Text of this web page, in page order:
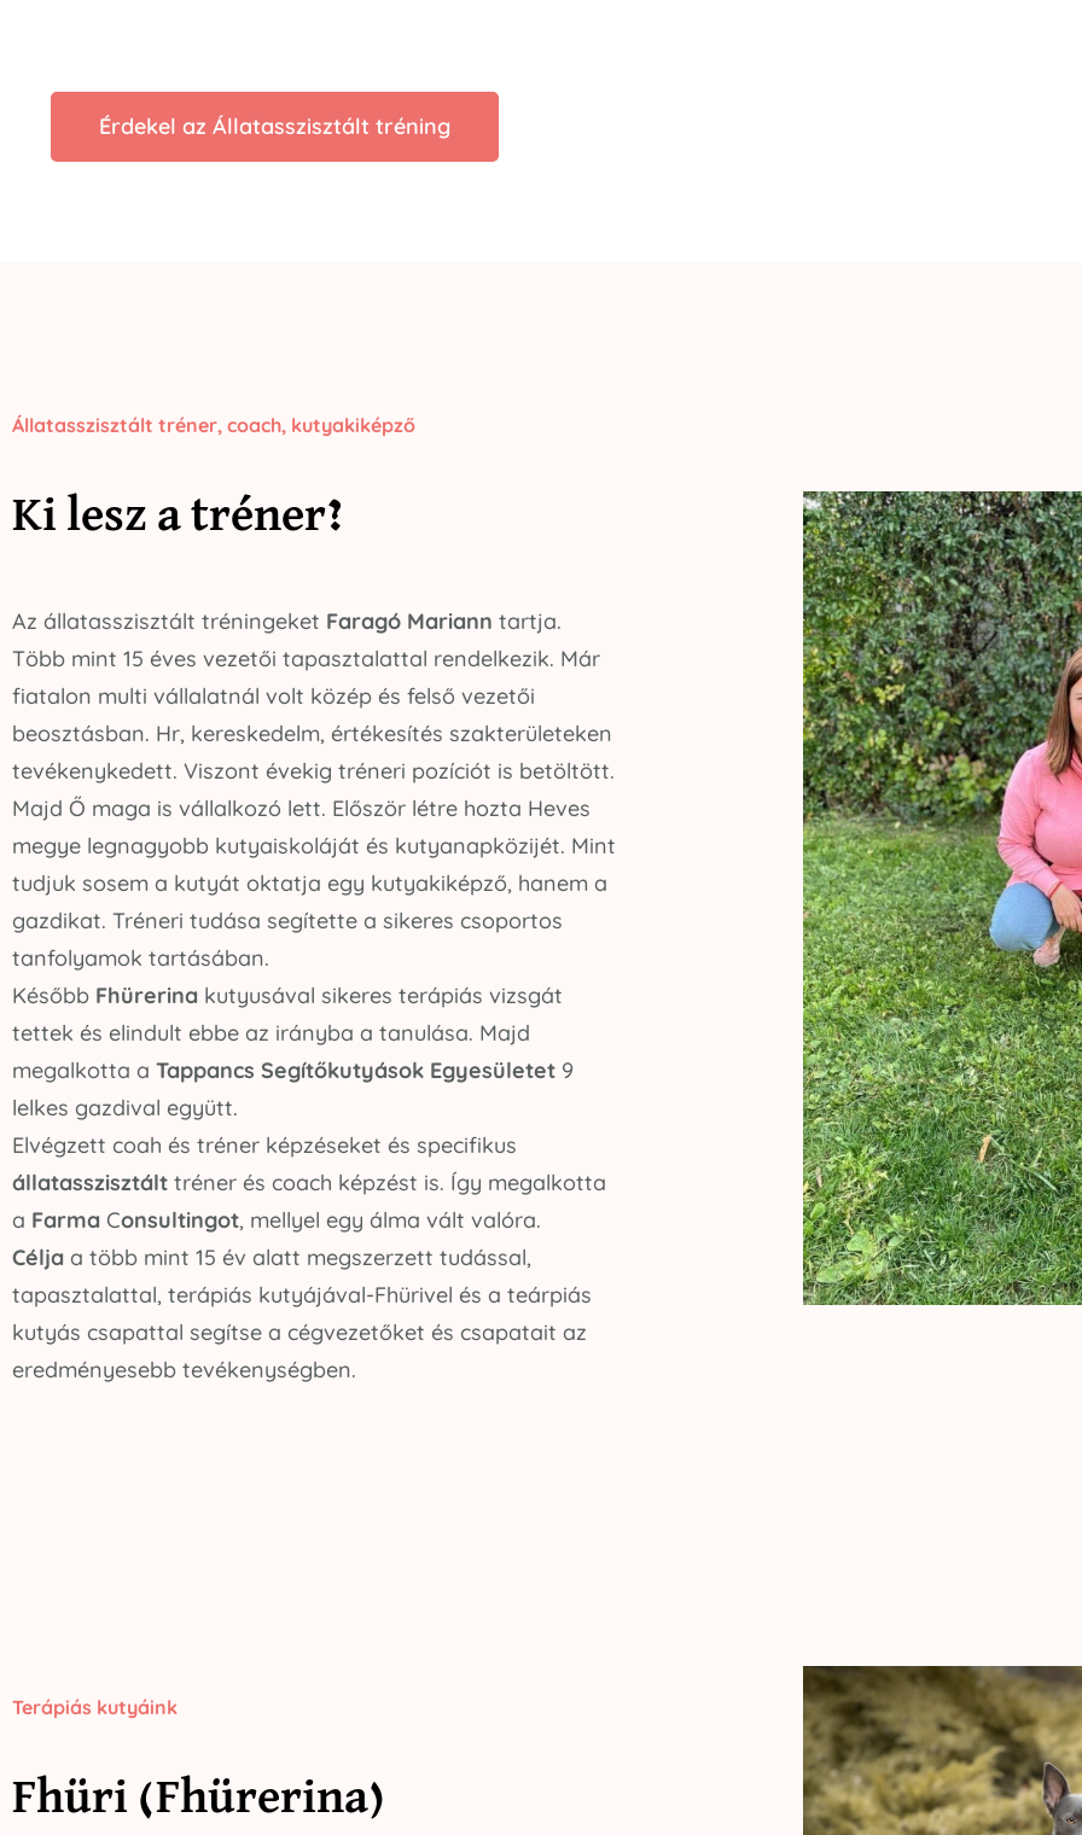
Érdekel az Állatasszisztált tréning
Állatasszisztált tréner, coach, kutyakiképző
Ki lesz a tréner?
Az állatasszisztált tréningeket Faragó Mariann tartja.
Több mint 15 éves vezetői tapasztalattal rendelkezik. Már
fiatalon multi vállalatnál volt közép és felső vezetői
beosztásban. Hr, kereskedelm, értékesítés szakterületeken
tevékenykedett. Viszont évekig tréneri pozíciót is betöltött.
Majd Ő maga is vállalkozó lett. Először létre hozta Heves
megye legnagyobb kutyaiskoláját és kutyanapközijét. Mint
tudjuk sosem a kutyát oktatja egy kutyakiképző, hanem a
gazdikat. Tréneri tudása segítette a sikeres csoportos
tanfolyamok tartásában.
Később Fhürerina kutyusával sikeres terápiás vizsgát
tettek és elindult ebbe az irányba a tanulása. Majd
megalkotta a Tappancs Segítőkutyások Egyesületet 9
lelkes gazdival együtt.
Elvégzett coah és tréner képzéseket és specifikus
állatasszisztált tréner és coach képzést is. Így megalkotta
a Farma Consultingot, mellyel egy álma vált valóra.
Célja a több mint 15 év alatt megszerzett tudással,
tapasztalattal, terápiás kutyájával-Fhürivel és a teárpiás
kutyás csapattal segítse a cégvezetőket és csapatait az
eredményesebb tevékenységben.
Terápiás kutyáink
Fhüri (Fhürerina)